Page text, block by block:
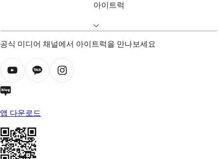
아이트럭
공식 미디어 채널에서 아이트럭을 만나보세요
앱 다운로드